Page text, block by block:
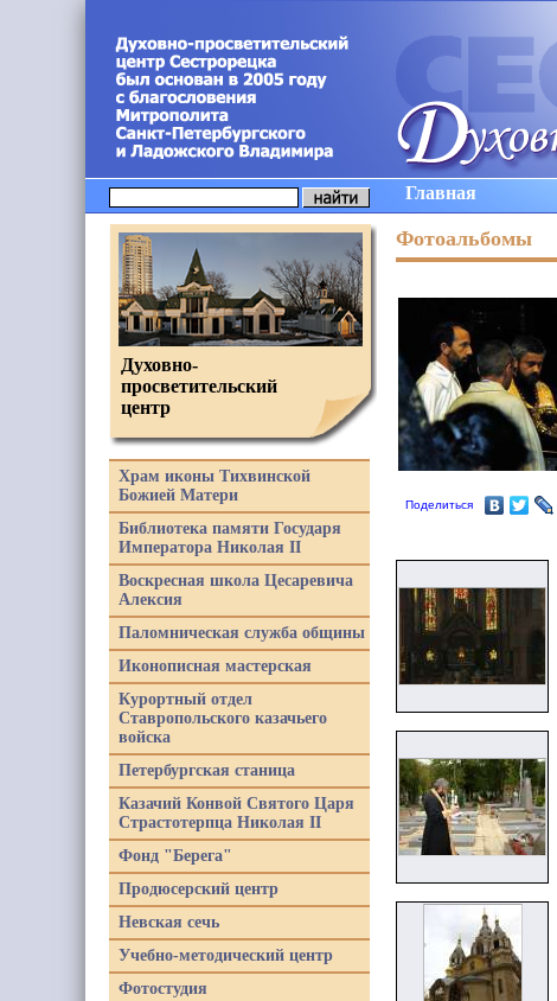
Главная
Фотоальбомы
Поделиться
Духовно-
просветительский
центр
Храм иконы Тихвинской
Божией Матери
Библиотека памяти Государя
Императора Николая II
Воскресная школа Цесаревича
Алексия
Паломническая служба общины
Иконописная мастерская
Курортный отдел
Ставропольского казачьего
войска
Петербургская станица
Казачий Конвой Святого Царя
Страстотерпца Николая II
Фонд "Берега"
Продюсерский центр
Невская сечь
Учебно-методический центр
Фотостудия